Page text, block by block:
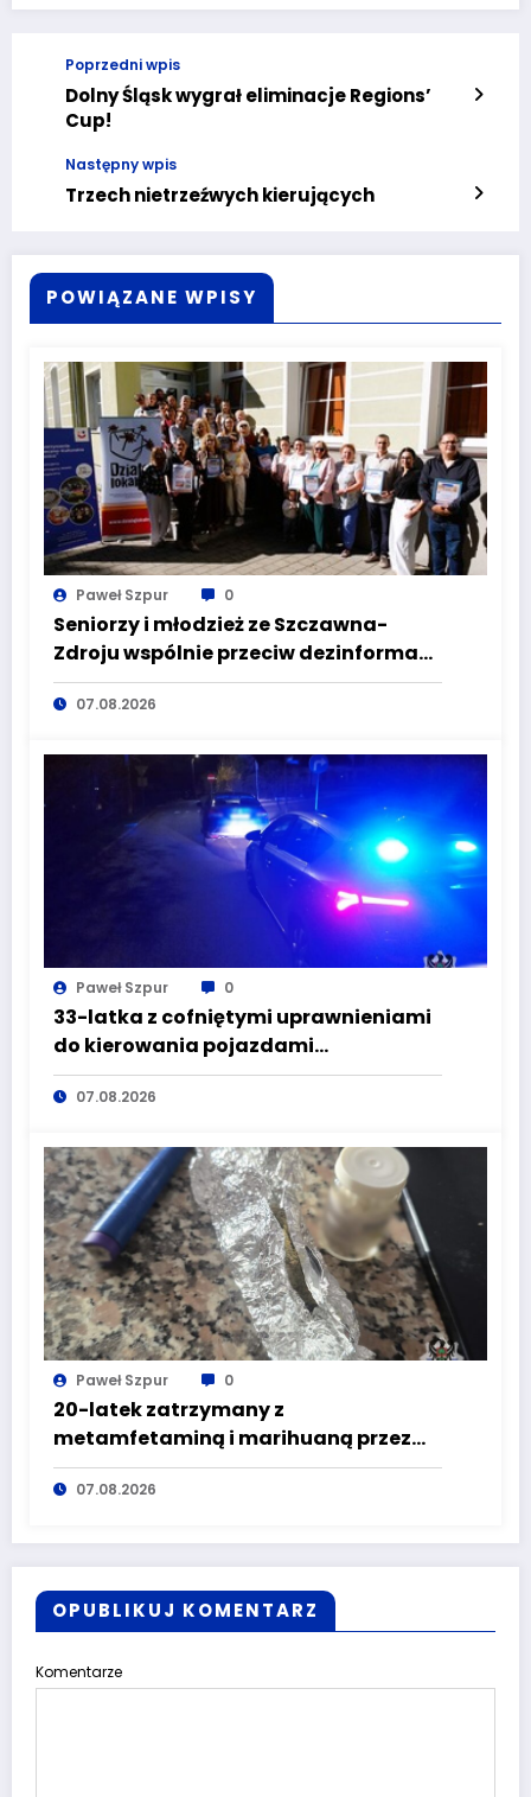
Poprzedni wpis
Dolny Śląsk wygrał eliminacje Regions’
Cup!
Następny wpis
Trzech nietrzeźwych kierujących
POWIĄZANE WPISY
Paweł Szpur 0
Seniorzy i młodzież ze Szczawna-
Zdroju wspólnie przeciw dezinformacji
i manipulacji
07.08.2026
Paweł Szpur 0
33-latka z cofniętymi uprawnieniami
do kierowania pojazdami
wyeliminowana z lokalnych dróg
07.08.2026
Paweł Szpur 0
20-latek zatrzymany z
metamfetaminą i marihuaną przez
głuszyckich policjantów
07.08.2026
OPUBLIKUJ KOMENTARZ
Komentarze